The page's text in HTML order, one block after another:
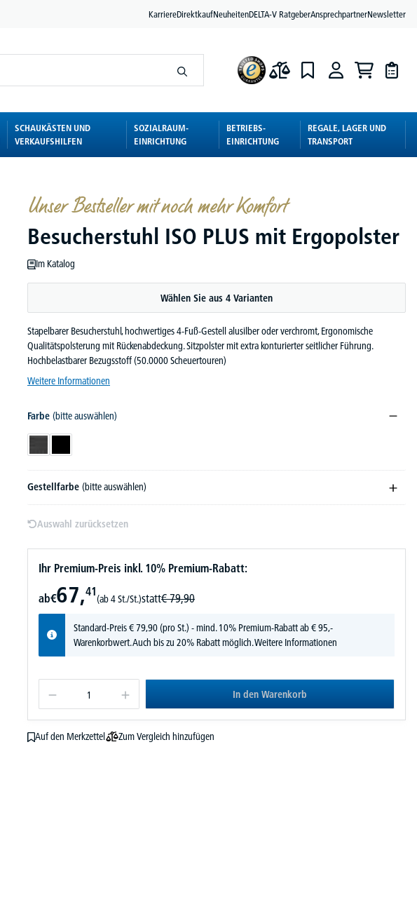
KarriereDirektkaufNeuheitenDELTA-V RatgeberAnsprechpartnerNewsletter
SCHAUKÄSTEN UND
VERKAUFSHILFEN
SOZIALRAUM-
EINRICHTUNG
BETRIEBS-
EINRICHTUNG
REGALE, LAGER UND
TRANSPORT
Unser Bestseller mit noch mehr Komfort
Besucherstuhl ISO PLUS mit Ergopolster
Im Katalog
Wählen Sie aus 4 Varianten
Stapelbarer Besucherstuhl, hochwertiges 4-Fuß-Gestell alusilber oder verchromt, Ergonomische
Qualitätspolsterung mit Rückenabdeckung. Sitzpolster mit extra konturierter seitlicher Führung.
Hochbelastbarer Bezugsstoff (50.0000 Scheuertouren)
Weitere Informationen
Farbe (bitte auswählen)
Gestellfarbe (bitte auswählen)
Auswahl zurücksetzen
Ihr Premium-Preis inkl. 10% Premium-Rabatt:
ab€67,41
(ab 4 St./St.)statt€ 79,90
Standard-Preis€79,90(pro St.) - mind. 10% Premium-Rabatt ab € 95,-
Warenkorbwert. Auch bis zu 20% Rabatt möglich.Weitere Informationen
In den Warenkorb
Auf den Merkzettel
Zum Vergleich hinzufügen